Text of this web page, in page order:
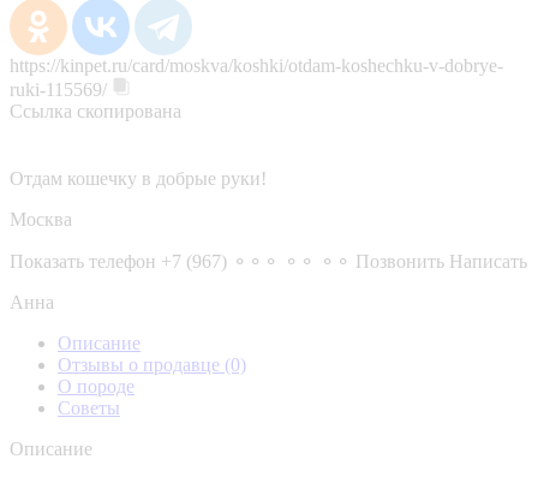
https://kinpet.ru/card/moskva/koshki/otdam-koshechku-v-dobrye-
ruki-115569/
Ссылка скопирована
Отдам кошечку в добрые руки!
Москва
Показать телефон +7 (967) ⚬⚬⚬ ⚬⚬ ⚬⚬ Позвонить Написать
Анна
Описание
Отзывы о продавце (0)
О породе
Советы
Описание